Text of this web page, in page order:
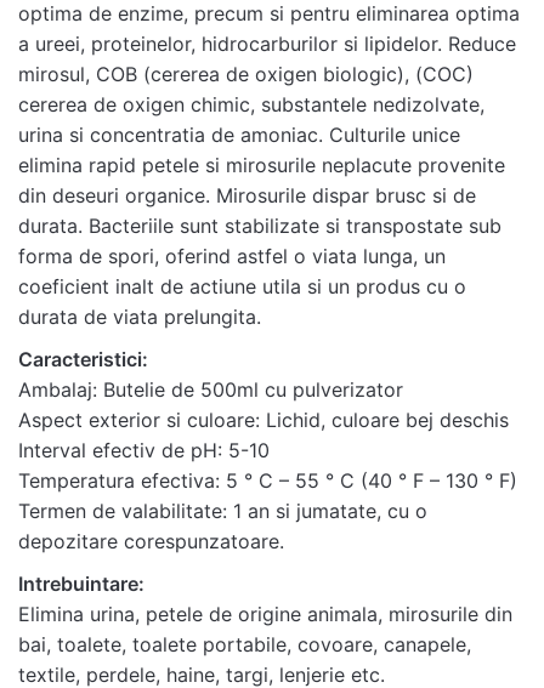
optima de enzime, precum si pentru eliminarea optima
a ureei, proteinelor, hidrocarburilor si lipidelor. Reduce
mirosul, COB (cererea de oxigen biologic), (COC)
cererea de oxigen chimic, substantele nedizolvate,
urina si concentratia de amoniac. Culturile unice
elimina rapid petele si mirosurile neplacute provenite
din deseuri organice. Mirosurile dispar brusc si de
durata. Bacteriile sunt stabilizate si transpostate sub
forma de spori, oferind astfel o viata lunga, un
coeficient inalt de actiune utila si un produs cu o
durata de viata prelungita.
Caracteristici:
Ambalaj: Butelie de 500ml cu pulverizator
Aspect exterior si culoare: Lichid, culoare bej deschis
Interval efectiv de рН: 5-10
Temperatura efectiva: 5 ° C – 55 ° C (40 ° F – 130 ° F)
Termen de valabilitate: 1 an si jumatate, cu o
depozitare corespunzatoare.
Intrebuintare:
Elimina urina, petele de origine animala, mirosurile din
bai, toalete, toalete portabile, covoare, canapele,
textile, perdele, haine, targi, lenjerie etc.
Name *
Email*
Salvează-mi numele, emailul și site-ul web în acest
navigator pentru data viitoare când o să comentez.